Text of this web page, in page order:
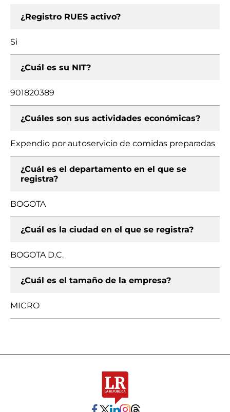
¿Registro RUES activo?
Si
¿Cuál es su NIT?
901820389
¿Cuáles son sus actividades económicas?
Expendio por autoservicio de comidas preparadas
¿Cuál es el departamento en el que se
registra?
BOGOTA
¿Cuál es la ciudad en el que se registra?
BOGOTA D.C.
¿Cuál es el tamaño de la empresa?
MICRO